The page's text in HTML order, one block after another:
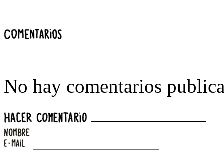
No hay comentarios